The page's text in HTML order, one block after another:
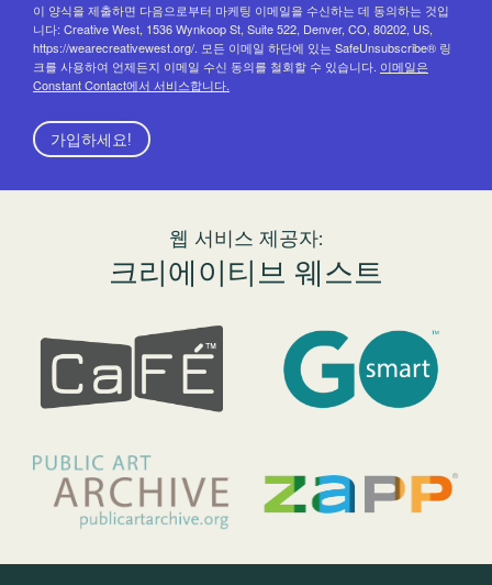
이 양식을 제출하면 다음으로부터 마케팅 이메일을 수신하는 데 동의하는 것입
니다: Creative West, 1536 Wynkoop St, Suite 522, Denver, CO, 80202, US,
https://wearecreativewest.org/. 모든 이메일 하단에 있는 SafeUnsubscribe® 링
크를 사용하여 언제든지 이메일 수신 동의를 철회할 수 있습니다. 이메일은
Constant Contact에서 서비스합니다.
가입하세요!
웹 서비스 제공자:
크리에이티브 웨스트